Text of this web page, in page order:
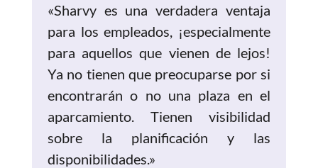
«Sharvy es una verdadera ventaja
para los empleados, ¡especialmente
para aquellos que vienen de lejos!
Ya no tienen que preocuparse por si
encontrarán o no una plaza en el
aparcamiento. Tienen visibilidad
sobre la planificación y las
disponibilidades.»